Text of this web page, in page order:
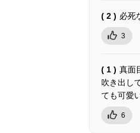
( 2 ) 必死
3
( 1 ) 真面
吹き出し
ても可愛
6